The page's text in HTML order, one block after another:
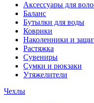
Аксессуары для
Баланс
Бутылки для воды
Коврики
Наколенники и
Растяжка
Сувениры
Сумки и рюкзаки
Утяжелители
Чехлы